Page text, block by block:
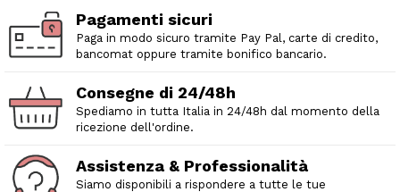
Pagamenti sicuri
Paga in modo sicuro tramite Pay Pal, carte di credito,
bancomat oppure tramite bonifico bancario.
Consegne di 24/48h
Spediamo in tutta Italia in 24/48h dal momento della
ricezione dell'ordine.
Assistenza & Professionalità
Siamo disponibili a rispondere a tutte le tue